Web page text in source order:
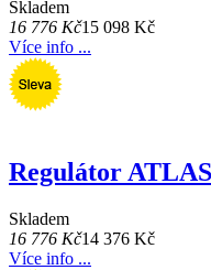
Skladem
16 776 Kč15 098 Kč
Více info ...
Regulátor
Skladem
16 776 Kč14 376 Kč
Více info ...